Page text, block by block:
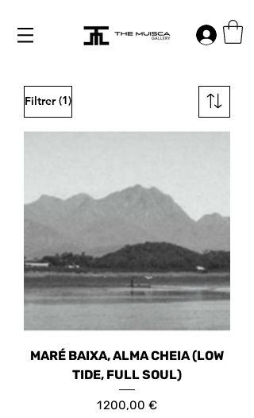
Log in
Filtrer (1)
MARÉ BAIXA, ALMA CHEIA (LOW
TIDE, FULL SOUL)
Prix
1 200,00 €